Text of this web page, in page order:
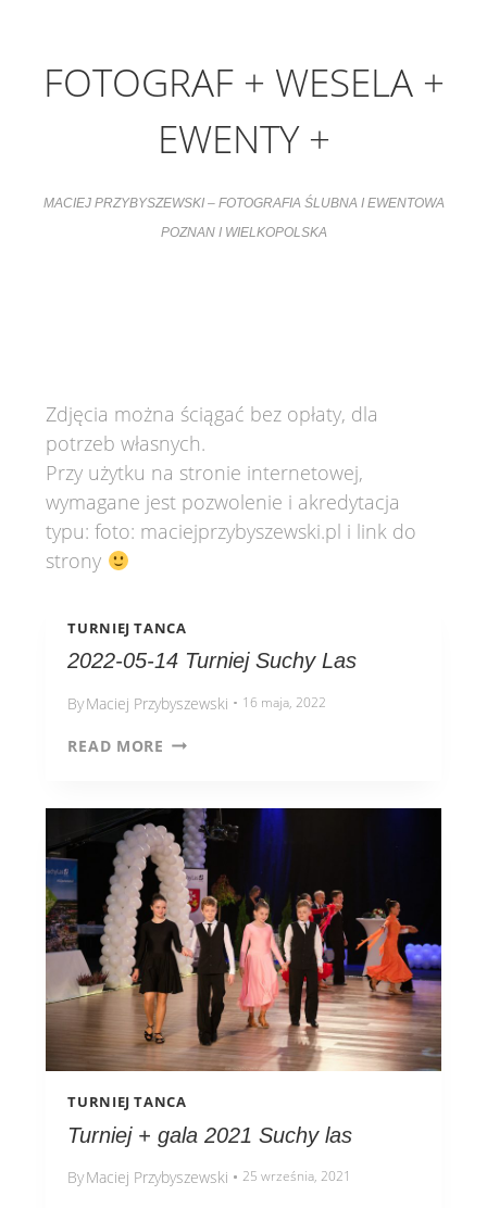
FOTOGRAF + WESELA +
EWENTY +
MACIEJ PRZYBYSZEWSKI – FOTOGRAFIA ŚLUBNA I EWENTOWA
POZNAN I WIELKOPOLSKA
Zdjęcia można ściągać bez opłaty, dla
potrzeb własnych.
Przy użytku na stronie internetowej,
wymagane jest pozwolenie i akredytacja
typu: foto: maciejprzybyszewski.pl i link do
strony
TURNIEJ TANCA
2022-05-14 Turniej Suchy Las
ByMaciej Przybyszewski 16 maja, 2022
READ MORE
TURNIEJ TANCA
Turniej + gala 2021 Suchy las
ByMaciej Przybyszewski 25 września, 2021